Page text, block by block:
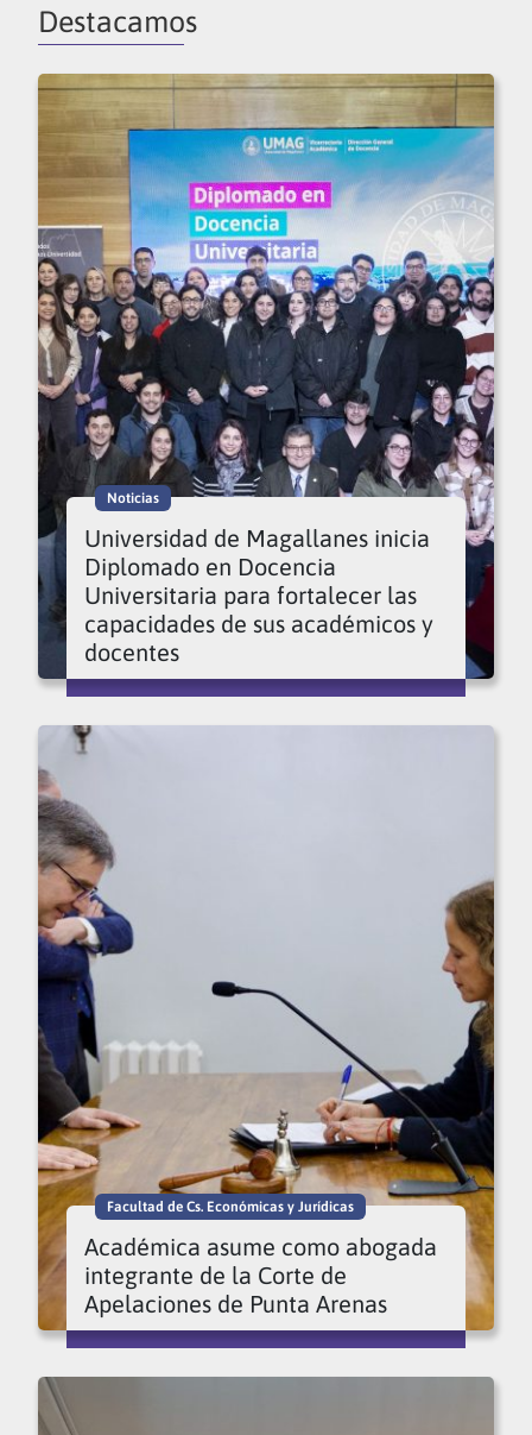
Destacamos
Noticias
Universidad de Magallanes inicia
Diplomado en Docencia
Universitaria para fortalecer las
capacidades de sus académicos y
docentes
Facultad de Cs. Económicas y Jurídicas
Académica asume como abogada
integrante de la Corte de
Apelaciones de Punta Arenas